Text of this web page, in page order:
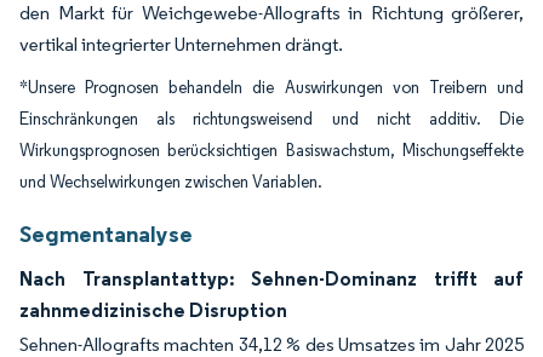
den Markt für Weichgewebe-Allografts in Richtung größerer,
vertikal integrierter Unternehmen drängt.
*Unsere Prognosen behandeln die Auswirkungen von Treibern und
Einschränkungen als richtungsweisend und nicht additiv. Die
Wirkungsprognosen berücksichtigen Basiswachstum, Mischungseffekte
und Wechselwirkungen zwischen Variablen.
Segmentanalyse
Nach Transplantattyp: Sehnen-Dominanz trifft auf
zahnmedizinische Disruption
Sehnen-Allografts machten 34,12 % des Umsatzes im Jahr 2025